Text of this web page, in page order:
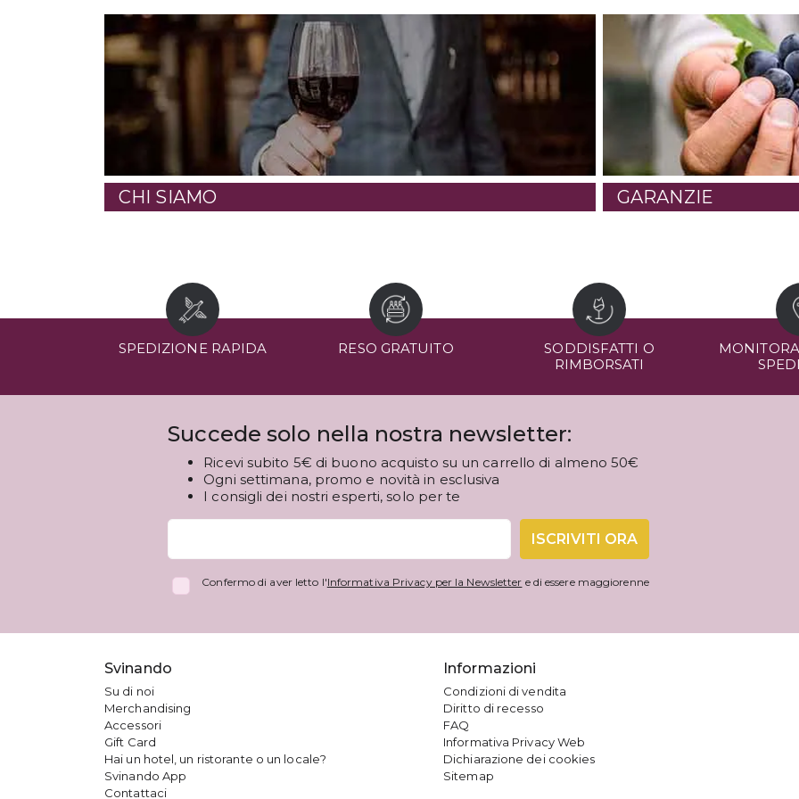
CHI SIAMO GARANZIE
SPEDIZIONE RAPIDA RESO GRATUITO
SODDISFATTI O
RIMBORSATI
Succede solo nella nostra newsletter:
Ricevi subito 5€ di buono acquisto su un carrello di almeno 50€
Ogni settimana, promo e novità in esclusiva
I consigli dei nostri esperti, solo per te
ISCRIVITI ORA
Confermo di aver letto l'Informativa Privacy per la Newsletter e di essere maggiorenne
Svinando
Su di noi
Merchandising
Accessori
Gift Card
Hai un hotel, un ristorante o un locale?
Svinando App
Contattaci
Informazioni
Condizioni di vendita
Diritto di recesso
FAQ
Informativa Privacy Web
Dichiarazione dei cookies
Sitemap